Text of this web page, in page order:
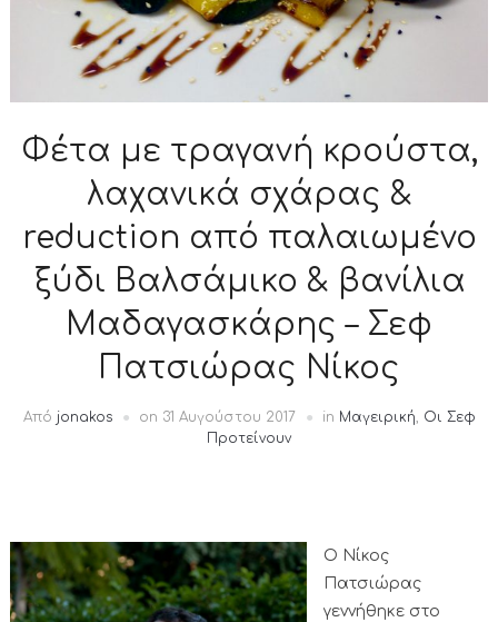
Φέτα με τραγανή κρούστα,
λαχανικά σχάρας &
reduction από παλαιωμένο
ξύδι Βαλσάμικο & βανίλια
Μαδαγασκάρης – Σεφ
Πατσιώρας Νίκος
Από jonakos on 31 Αυγούστου 2017 in Μαγειρική
Οι Σεφ
Προτείνουν
Ο Νίκος
Πατσιώρας
γεννήθηκε στο